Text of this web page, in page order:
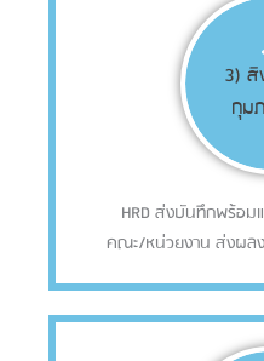
3)
กุม
HRD ส่งบันทึกพร้อ
คณะ/หน่วยงาน ส่งผล